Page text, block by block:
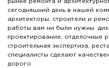
рынке ремонта и
сегодняшний день в нашей
архитекторы, строители и
работы вам ни были нужны:
проектирование, отделочные
строительная экспертиза,
специалисты сделают
дорого.